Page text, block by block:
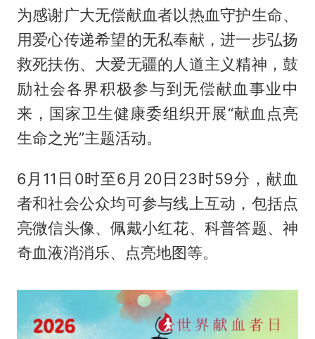
为感谢广大无偿献血者以热血守护生命、
用爱心传递希望的无私奉献，进一步弘扬
救死扶伤、大爱无疆的人道主义精神，鼓
励社会各界积极参与到无偿献血事业中
来，国家卫生健康委组织开展“献血点亮
生命之光”主题活动。
6月11日0时至6月20日23时59分，献血
者和社会公众均可参与线上互动，包括点
亮微信头像、佩戴小红花、科普答题、神
奇血液消消乐、点亮地图等。